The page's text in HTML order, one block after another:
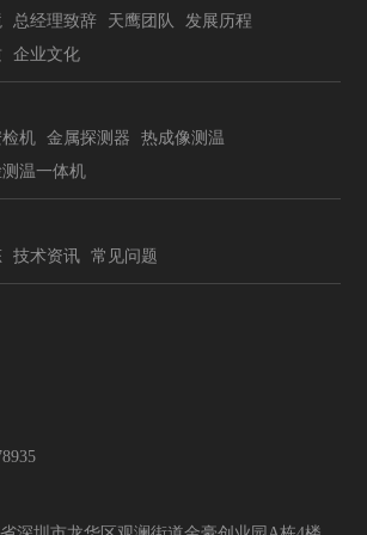
总经理致辞 天鹰团队
发展历程
企业文化
机 金属探测器
热成像测温
测温一体机
技术资讯 常见问题